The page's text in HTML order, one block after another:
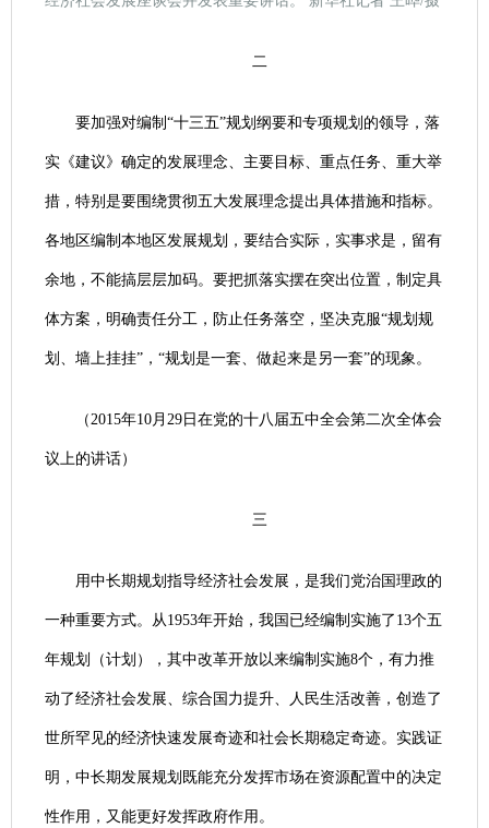
二
要加强对编制“十三五”规划纲要和专项规划的领导，落
实《建议》确定的发展理念、主要目标、重点任务、重大举
措，特别是要围绕贯彻五大发展理念提出具体措施和指标。
各地区编制本地区发展规划，要结合实际，实事求是，留有
余地，不能搞层层加码。要把抓落实摆在突出位置，制定具
体方案，明确责任分工，防止任务落空，坚决克服“规划规
划、墙上挂挂”，“规划是一套、做起来是另一套”的现象。
（2015年10月29日在党的十八届五中全会第二次全体会
议上的讲话）
三
用中长期规划指导经济社会发展，是我们党治国理政的
一种重要方式。从1953年开始，我国已经编制实施了13个五
年规划（计划），其中改革开放以来编制实施8个，有力推
动了经济社会发展、综合国力提升、人民生活改善，创造了
世所罕见的经济快速发展奇迹和社会长期稳定奇迹。实践证
明，中长期发展规划既能充分发挥市场在资源配置中的决定
性作用，又能更好发挥政府作用。